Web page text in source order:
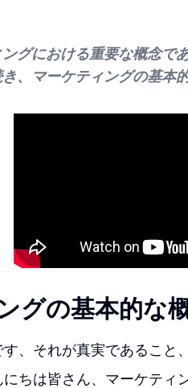
グにおける重要な概念で
、マーケティングの基本
グの基本的な
、それが真実であること
ちは皆さん、マーケテ